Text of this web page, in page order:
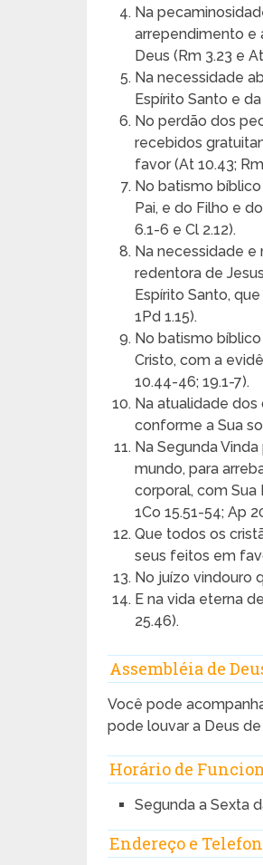
Na
arrependimento e
Deus (Rm 3.23 e
Na necessidade
Espírito Santo e
No perdão dos
recebidos
favor (At 10.43;
No batismo
Pai, e do Filho e
6.1-6 e Cl 2.12).
Na necessidade e
redentora de
Espírito Santo,
1Pd 1.15).
No batismo
Cristo, com a
10.44-46; 19.1-7).
Na atualidade dos
conforme a Sua
Na Segunda
mundo, para
corporal, com Sua
1Co 15.51-54; Ap
Que todos os
seus feitos em
No juízo vindouro
E na vida eterna
25.46).
Assembléia de
Você pode
pode louvar a Deus
Horário de
Segunda a Sexta
Endereço e